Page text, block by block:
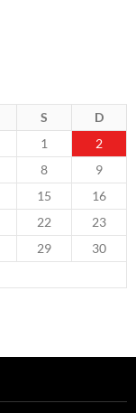
S
D
1
2
8
9
15
16
22
23
29
30